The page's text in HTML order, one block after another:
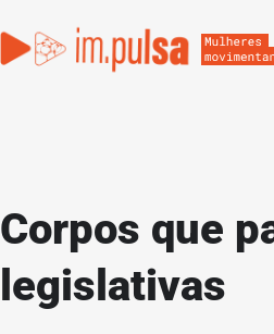
Corpos que
legislativas